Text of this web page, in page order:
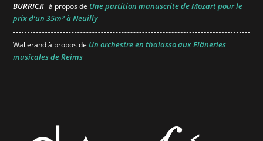
BURRICK à propos de Une partition manuscrite de Mozart pour le
prix d’un 35m² à Neuilly
Wallerandà propos de Un orchestre en thalasso aux Flâneries
musicales de Reims